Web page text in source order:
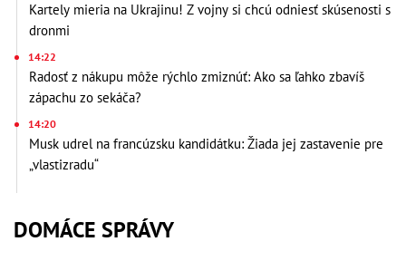
Kartely mieria na Ukrajinu! Z vojny si chcú odniesť skúsenosti s
dronmi
14:22
Radosť z nákupu môže rýchlo zmiznúť: Ako sa ľahko zbavíš
zápachu zo sekáča?
14:20
Musk udrel na francúzsku kandidátku: Žiada jej zastavenie pre
„vlastizradu“
DOMÁCE SPRÁVY